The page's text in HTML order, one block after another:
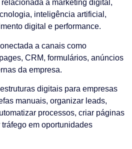
a marketing digital,
inteligência artificial,
digital e performance.
a canais como
CRM, formulários, anúncios
da empresa.
digitais para empresas
manuais, organizar leads,
processos, criar páginas
em oportunidades